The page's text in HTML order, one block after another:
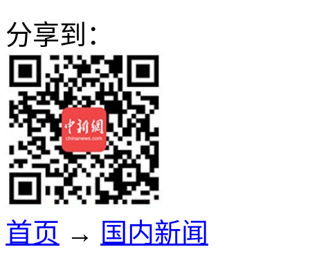
分享到：
首页 → 国内新闻